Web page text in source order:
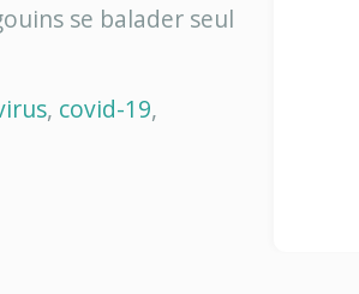
se balader seul
, covid-19,